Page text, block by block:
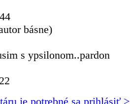
básne)
s ypsilonom..pardon
je potrebné sa prihlásiť